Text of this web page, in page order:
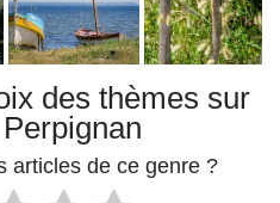
des thèmes sur
articles de ce genre ?